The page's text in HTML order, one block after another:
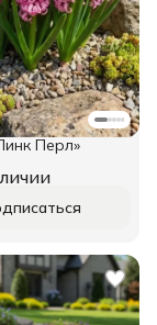
Перл»